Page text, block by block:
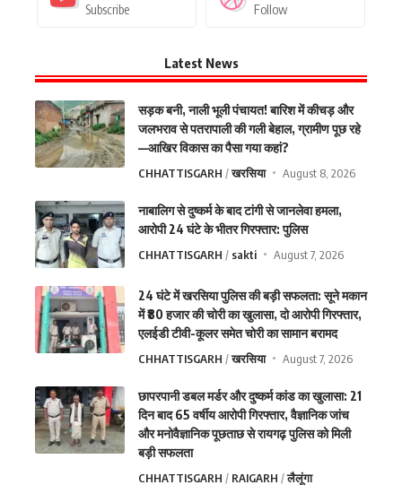
Subscribe Follow
Latest News
सड़क बनी, नाली भूली पंचायत! बारिश में कीचड़ और
जलभराव से पतरापाली की गली बेहाल, ग्रामीण पूछ रहे
—आखिर विकास का पैसा गया कहां?
CHHATTISGARH खरसिया August 8, 2026
नाबालिग से दुष्कर्म के बाद टांगी से जानलेवा हमला,
आरोपी 24 घंटे के भीतर गिरफ्तार: पुलिस
CHHATTISGARH sakti August 7, 2026
24 घंटे में खरसिया पुलिस की बड़ी सफलता: सूने मकान
में ₹80 हजार की चोरी का खुलासा, दो आरोपी गिरफ्तार,
एलईडी टीवी-कूलर समेत चोरी का सामान बरामद
CHHATTISGARH खरसिया August 7, 2026
छापरपानी डबल मर्डर और दुष्कर्म कांड का खुलासा: 21
दिन बाद 65 वर्षीय आरोपी गिरफ्तार, वैज्ञानिक जांच
और मनोवैज्ञानिक पूछताछ से रायगढ़ पुलिस को मिली
बड़ी सफलता
CHHATTISGARH RAIGARH
लैलूंगा